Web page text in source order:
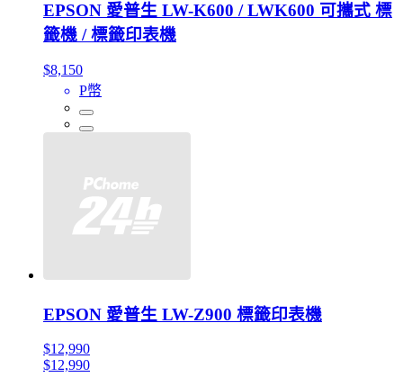
EPSON 愛普生 LW-K600 / LWK600 可攜式 標
籤機 / 標籤印表機
$8,150
P幣
EPSON 愛普生 LW-Z900 標籤印表機
$12,990
$12,990